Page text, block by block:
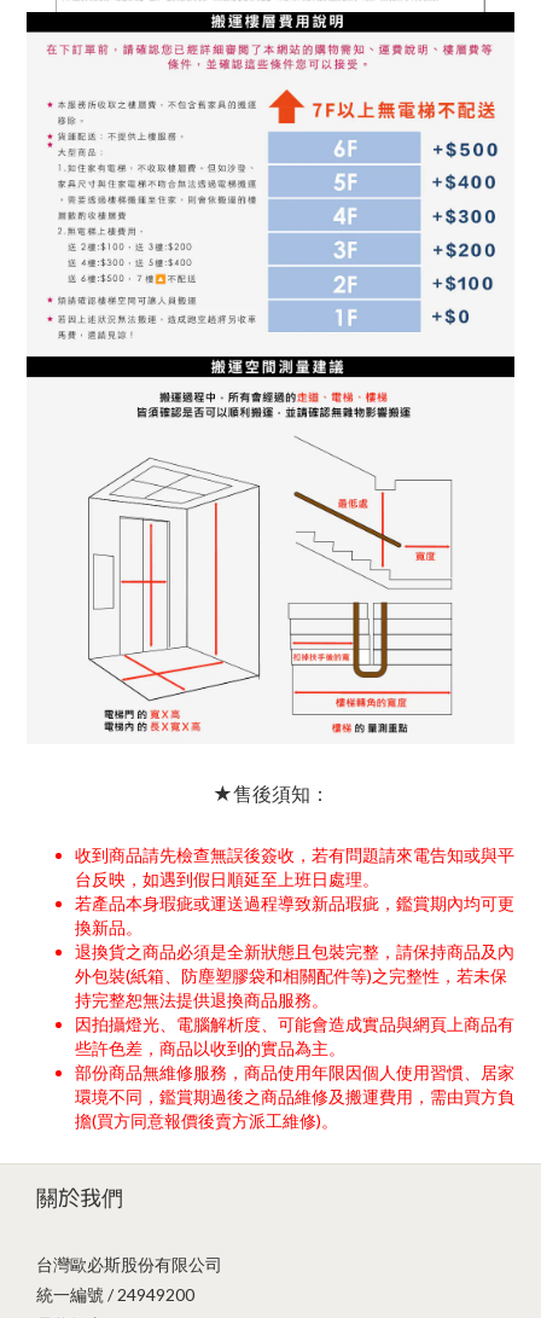
★售後須知：
收到商品請先檢查無誤後簽收，若有問題請來電告知或與平
台反映，如遇到假日順延至上班日處理。
若產品本身瑕疵或運送過程導致新品瑕疵，鑑賞期內均可更
換新品。
退換貨之商品必須是全新狀態且包裝完整，請保持商品及內
外包裝(紙箱、防塵塑膠袋和相關配件等)之完整性，若未保
持完整恕無法提供退換商品服務。
因拍攝燈光、電腦解析度、可能會造成實品與網頁上商品有
些許色差，商品以收到的實品為主。
部份商品無維修服務，商品使用年限因個人使用習慣、居家
環境不同，鑑賞期過後之商品維修及搬運費用，需由買方負
擔(買方同意報價後賣方派工維修)。
關於我們
台灣歐必斯股份有限公司
統一編號 / 24949200